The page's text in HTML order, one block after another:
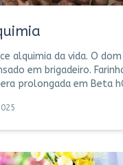
alquimia da vida. O
em brigadeiro.
prolongada em Beta
saudade. Amor em